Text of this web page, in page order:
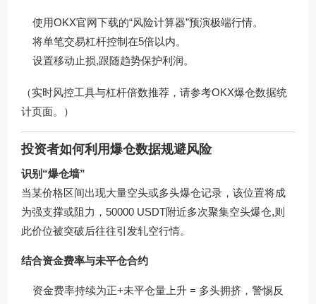
使用OKX官网下载的“风险计算器”预演极端行情。
将单笔交易杠杆控制在5倍以内。
设置移动止损,跟随趋势保护利润。
（实时风控工具与杠杆倍数推荐，请参考OKX爆仓数据统
计页面。）
投资者如何利用爆仓数据规避风险
识别“爆仓墙”
当某价格区间出现大量空头或多头爆仓记录，该位置将成
为强支撑或阻力，50000 USDT附近多次聚集空头爆仓,则
此价位被突破后往往引发轧空行情。
结合资金费率与未平仓合约
资金费率持续为正+未平仓量上升 = 多头拥挤，警惕反